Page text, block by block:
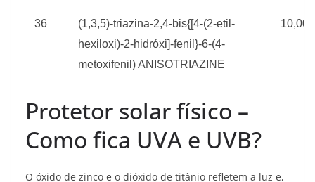
36
(1,3,5)-triazina-2,4-bis{[4-(2-etil-
hexiloxi)-2-hidróxi]-fenil}-6-(4-
metoxifenil) ANISOTRIAZINE
Protetor solar físico –
Como fica UVA e UVB?
O óxido de zinco e o dióxido de titânio refletem a luz e,